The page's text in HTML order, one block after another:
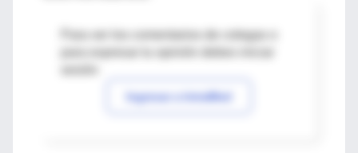
Para ver los comentarios de colegas o
Ingresar a IntraMed